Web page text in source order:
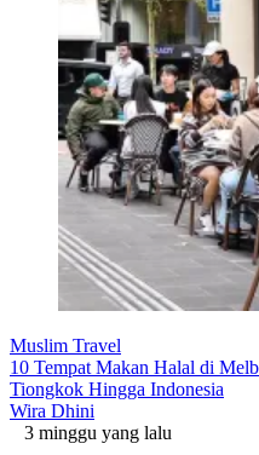
Muslim Travel
10 Tempat Makan Halal di
Tiongkok Hingga Indonesia
Wira Dhini
3 minggu yang lalu